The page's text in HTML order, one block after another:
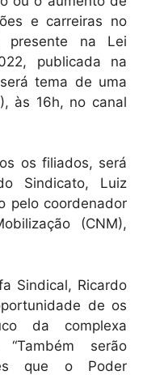
e carreiras no
presente na Lei
publicada na
tema de uma
às 16h, no canal
os filiados, será
Sindicato, Luiz
pelo coordenador
(CNM),
Sindical, Ricardo
de os
da complexa
serão
que o Poder